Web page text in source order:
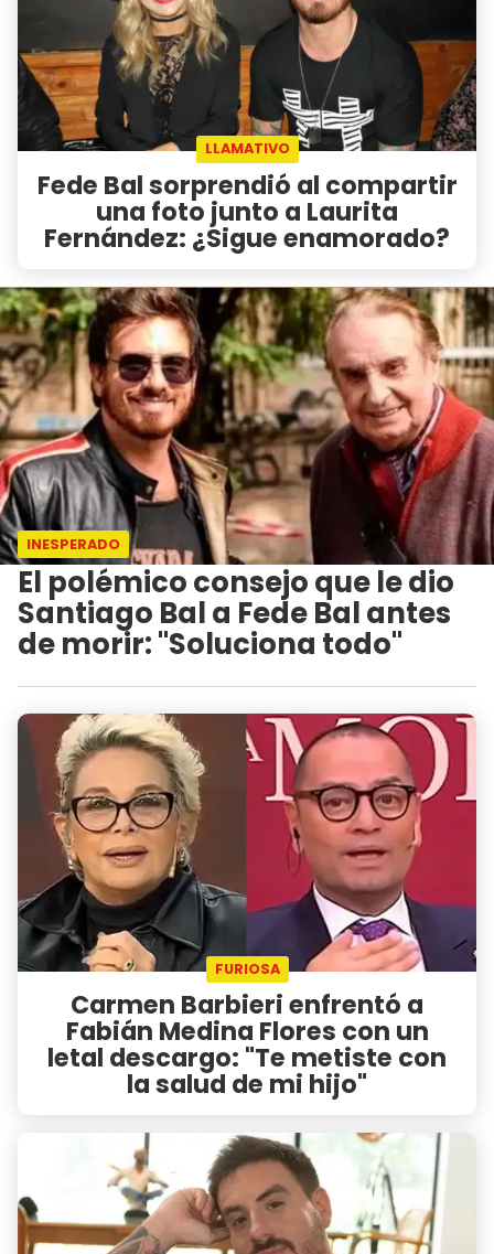
LLAMATIVO
Fede Bal sorprendió al compartir
una foto junto a Laurita
Fernández: ¿Sigue enamorado?
INESPERADO
El polémico consejo que le dio
Santiago Bal a Fede Bal antes
de morir: "Soluciona todo"
FURIOSA
Carmen Barbieri enfrentó a
Fabián Medina Flores con un
letal descargo: "Te metiste con
la salud de mi hijo"